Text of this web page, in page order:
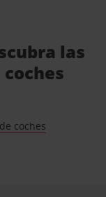
las
coches